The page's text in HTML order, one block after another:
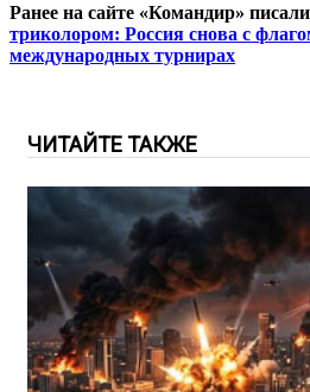
Ранее на сайте «Командир» писали
триколором: Россия снова с
международных турнирах
ЧИТАЙТЕ ТАКЖЕ